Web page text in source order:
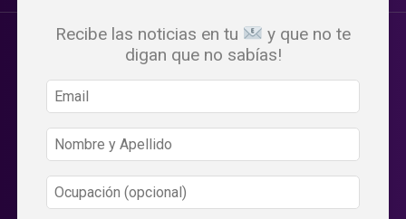
Recibe las noticias en tu
y que no te
digan que no sabías!